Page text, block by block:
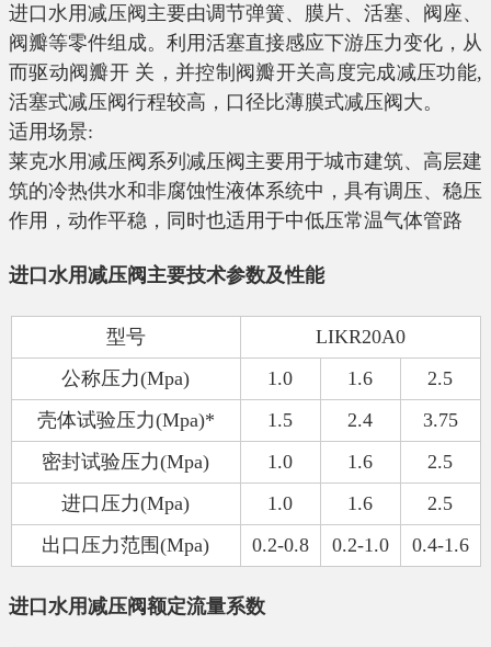
进口水用减压阀主要由调节弹簧、膜片、活塞、阀座、
阀瓣等零件组成。利用活塞直接感应下游压力变化，从
而驱动阀瓣开 关，并控制阀瓣开关高度完成减压功能,
活塞式减压阀行程较高，口径比薄膜式减压阀大。
适用场景:
莱克水用减压阀系列减压阀主要用于城市建筑、高层建
筑的冷热供水和非腐蚀性液体系统中，具有调压、稳压
作用，动作平稳，同时也适用于中低压常温气体管路
进口水用减压阀主要技术参数及性能
型号
LIKR20A0
公称压力(Mpa) 1.0 1.6
2.5
壳体试验压力(Mpa)* 1.5 2.4
3.75
密封试验压力(Mpa) 1.0 1.6
2.5
进口压力(Mpa) 1.0 1.6
2.5
出口压力范围(Mpa) 0.2-0.8 0.2-1.0 0.4-1.6
进口水用减压阀额定流量系数